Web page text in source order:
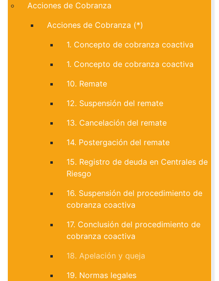
Acciones de Cobranza
Acciones de Cobranza (*)
1. Concepto de cobranza coactiva
1. Concepto de cobranza coactiva
10. Remate
12. Suspensión del remate
13. Cancelación del remate
14. Postergación del remate
15. Registro de deuda en Centrales de
Riesgo
16. Suspensión del procedimiento de
cobranza coactiva
17. Conclusión del procedimiento de
cobranza coactiva
18. Apelación y queja
19. Normas legales